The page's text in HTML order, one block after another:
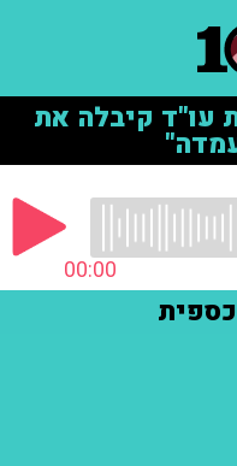
עו"ד קיבלה את
00:00
כספית